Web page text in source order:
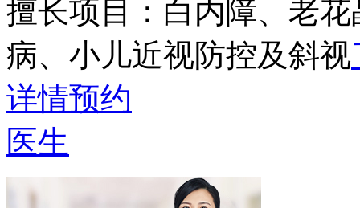
擅长项目： 白内障、老
病、小儿近视防控及斜视
详情预约
医生